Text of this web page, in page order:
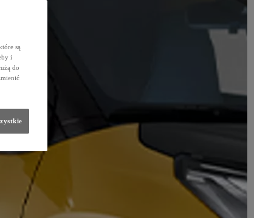
czy stylizacyjnych rozwiązań i wybierz takie elementy, które spełnią Twoje oczekiwania.
są
i
do